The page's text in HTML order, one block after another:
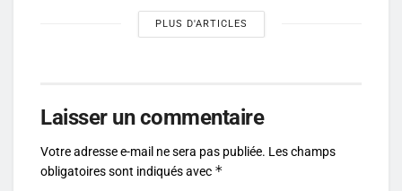
PLUS D'ARTICLES
Laisser un commentaire
Votre adresse e-mail ne sera pas publiée. Les champs
obligatoires sont indiqués avec *